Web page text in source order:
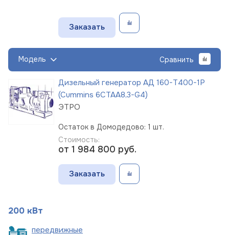
Заказать
Модель Сравнить
Дизельный генератор АД 160-Т400-1Р
(Cummins 6CTAА8,3-G4)
ЭТРО
Остаток в Домодедово: 1 шт.
Стоимость:
от 1 984 800 руб.
Заказать
200 кВт
передвижные